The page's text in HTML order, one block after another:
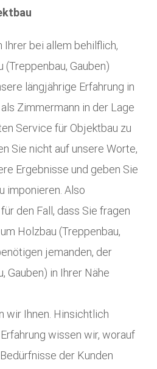
Ihrer bei allem behilflich,
(Treppenbau, Gauben)
längjährige Erfahrung in
Zimmermann in der Lage
Service für Objektbau zu
Sie nicht auf unsere Worte,
Ergebnisse und geben Sie
imponieren. Also
den Fall, dass Sie fragen
Holzbau (Treppenbau,
jemanden, der
Gauben) in Ihrer Nähe
wir Ihnen. Hinsichtlich
wissen wir, worauf
der Kunden